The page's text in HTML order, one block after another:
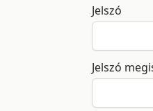
Jelszó
Jelszó